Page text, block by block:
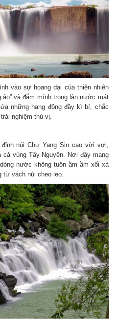
vào sự hoang dại của thiên nhiên
và đắm mình trong làn nước mát
những hang động đầy kì bí, chắc
nghiệm thú vị.
núi Chư Yang Sin cao vời vợi,
vùng Tây Nguyên. Nơi đây mang
nước không tuôn ầm ầm xối xả
từ vách núi cheo leo.